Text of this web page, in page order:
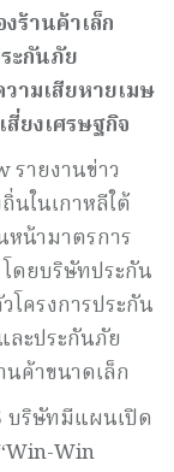
ร้านค้าเล็ก
ะกันภัย
ามเสียหายเมษ
ยงเศรษฐกิจ
ายงานข่าว
นในเกาหลีใต้
หน้ามาตรการ
ดยบริษัทประกัน
ครงการประกัน
ะประกันภัย
นค้าขนาดเล็ก
บริษัทมีแผนเปิด
Win